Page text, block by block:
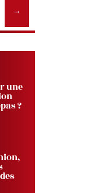
une
?